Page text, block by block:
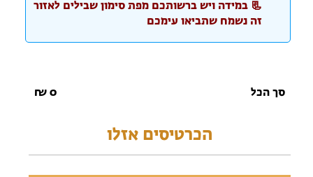
📃 במידה ויש ברשותכם מפת סימון שבילים לאזור
זה נשמח שתביאו עימכם
סך הכל 0
₪
הכרטיסים אזלו